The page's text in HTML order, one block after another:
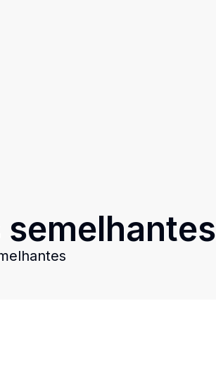
semelhantes